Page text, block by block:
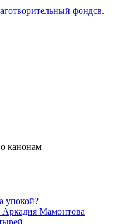
фондсв.
канонам
упокой?
Мамонтова